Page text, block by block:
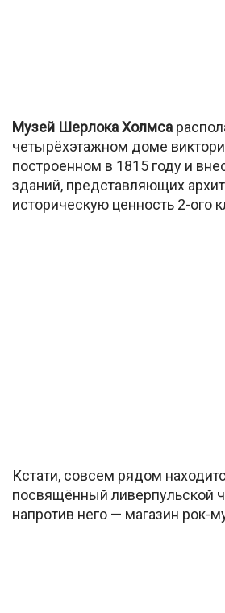
Музей Шерлока Холмса
четырёхэтажном доме
построенном в 1815 году и
зданий, представляющих
историческую ценность 2-ого
Кстати, совсем рядом
посвящённый ливерпульской
напротив него — магазин рок-